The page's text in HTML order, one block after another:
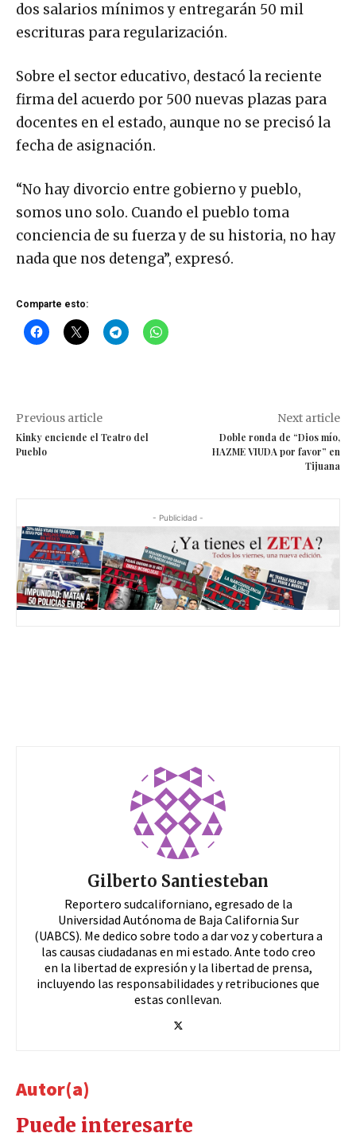
dos salarios mínimos y entregarán 50 mil
escrituras para regularización.
Sobre el sector educativo, destacó la reciente
firma del acuerdo por 500 nuevas plazas para
docentes en el estado, aunque no se precisó la
fecha de asignación.
“No hay divorcio entre gobierno y pueblo,
somos uno solo. Cuando el pueblo toma
conciencia de su fuerza y de su historia, no hay
nada que nos detenga”, expresó.
Comparte esto:
Previous article
Kinky enciende el Teatro del
Pueblo
Next article
Doble ronda de “Dios mío,
HAZME VIUDA por favor” en
Tijuana
- Publicidad -
Gilberto Santiesteban
Reportero sudcaliforniano, egresado de la
Universidad Autónoma de Baja California Sur
(UABCS). Me dedico sobre todo a dar voz y cobertura a
las causas ciudadanas en mi estado. Ante todo creo
en la libertad de expresión y la libertad de prensa,
incluyendo las responsabilidades y retribuciones que
estas conllevan.
Autor(a)
Puede interesarte